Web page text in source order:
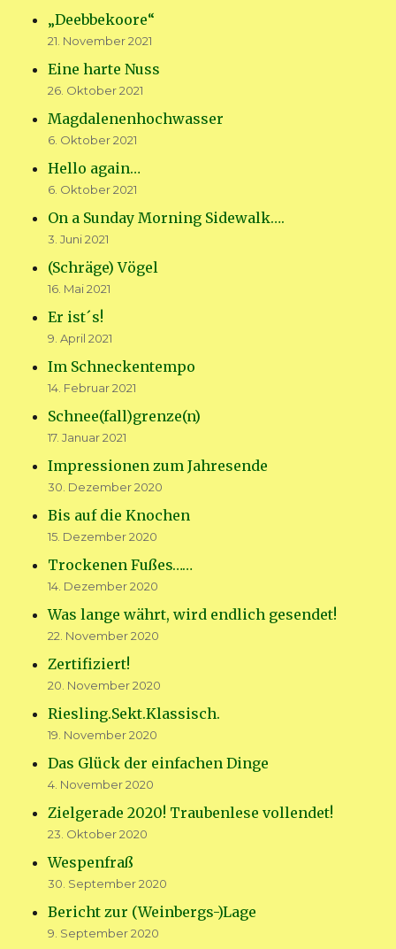
„Deebbekoore“
21. November 2021
Eine harte Nuss
26. Oktober 2021
Magdalenenhochwasser
6. Oktober 2021
Hello again…
6. Oktober 2021
On a Sunday Morning Sidewalk….
3. Juni 2021
(Schräge) Vögel
16. Mai 2021
Er ist´s!
9. April 2021
Im Schneckentempo
14. Februar 2021
Schnee(fall)grenze(n)
17. Januar 2021
Impressionen zum Jahresende
30. Dezember 2020
Bis auf die Knochen
15. Dezember 2020
Trockenen Fußes……
14. Dezember 2020
Was lange währt, wird endlich gesendet!
22. November 2020
Zertifiziert!
20. November 2020
Riesling.Sekt.Klassisch.
19. November 2020
Das Glück der einfachen Dinge
4. November 2020
Zielgerade 2020! Traubenlese vollendet!
23. Oktober 2020
Wespenfraß
30. September 2020
Bericht zur (Weinbergs-)Lage
9. September 2020